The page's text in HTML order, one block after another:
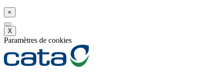
×
X
Paramètres de cookies